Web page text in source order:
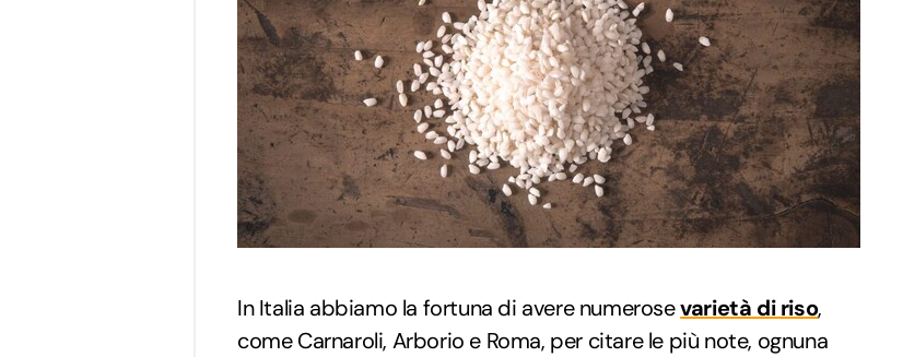
In Italia abbiamo la fortuna di avere numerosevarietà di riso,
come Carnaroli, Arborio e Roma, per citare le più note, ognuna